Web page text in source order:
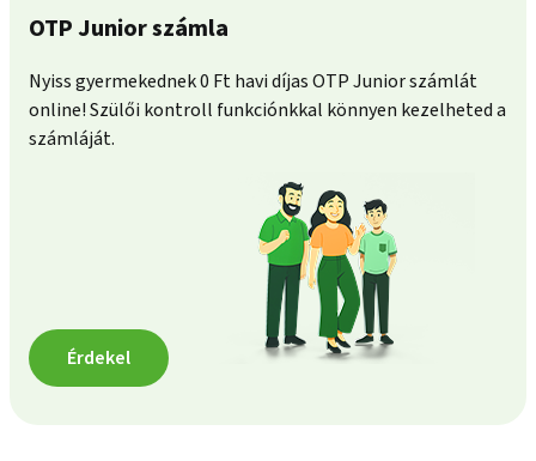
OTP Junior számla
Nyiss gyermekednek 0 Ft havi díjas OTP Junior számlát
online! Szülői kontroll funkciónkkal könnyen kezelheted a
számláját.
Érdekel